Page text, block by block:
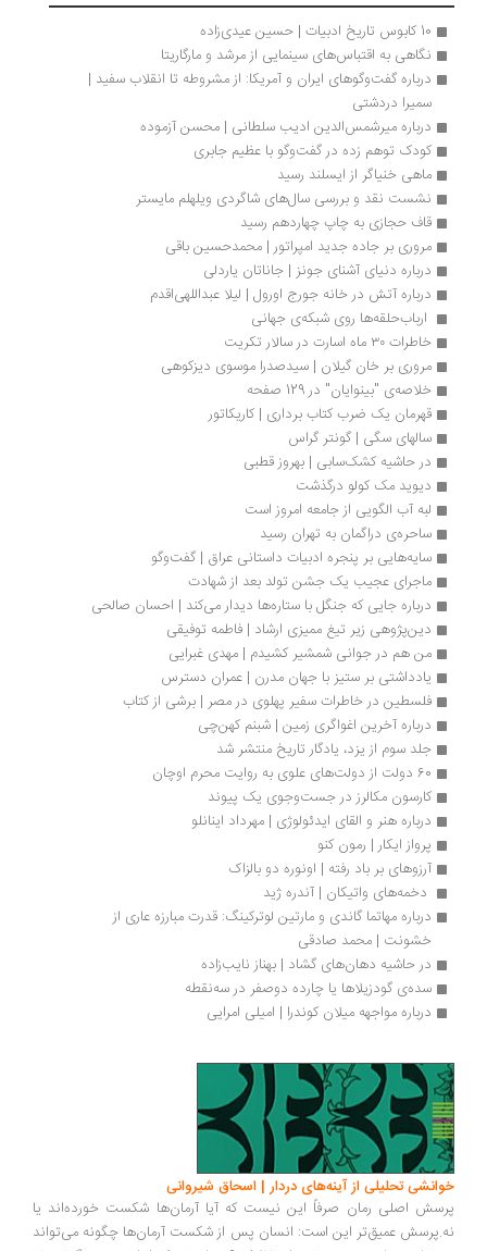
نگاهی به اقتباس‌های سینمایی از مرشد و مارگاریتا
درباره گفت‌وگوهای ایران و آمریکا: از مشروطه تا انقلاب سفید |
سمیرا دردشتی
درباره میرشمس‌الدین ادیب ‌سلطانی | محسن آزموده
کودک توهم زده در گفت‌وگو با عظیم جابری
ماهی خنیاگر از ایسلند رسید
نشست نقد و بررسی سال‌های شاگردی ویلهلم مایستر
قاف حجازی به چاپ چهاردهم رسید
مروری بر جاده جدید امپراتور | محمدحسین باقی
درباره دنیای آشنای جونز | جاناتان یاردلی
درباره آتش در خانه جورج اورول | لیلا عبداللهی‌اقدم
ارباب‌حلقه‌ها روی شبکه‌ی جهانی
خاطرات ۳۰ ماه اسارت در سالار تکریت
مروری بر خان گیلان | سیدصدرا موسوی دیزکوهی
خلاصه‌ی "بینوایان" در 129 صفحه
قهرمان یک ضرب کتاب برداری | کاریکاتور
سالهای سگی | گونتر گراس
در حاشیه کشک‌سابی | بهروز قطبی
دیوید مک کولو درگذشت
لبه آب الگویی از جامعه امروز است
ساحره‌ی دراگمان به تهران رسید
سایه‌هایی بر پنجره ادبیات داستانی عراق | گفت‌وگو
ماجرای عجیب یک جشن تولد بعد از شهادت
درباره جایی که جنگل با ستاره‌ها دیدار می‌کند | احسان صالحی
دین‌پژوهی زیر تیغ ممیزی ارشاد | فاطمه توفیقی
من هم در جوانی شمشیر کشیدم | مهدی غبرایی
یادداشتی بر ستیز با جهان مدرن | عمران دسترس
فلسطین در خاطرات سفیر پهلوی در مصر | برشی از کتاب
درباره آخرین اغواگری زمین | شبنم کهن‌چی
جلد سوم از یزد، یادگار تاریخ منتشر شد
کارسون مکالرز در جست‌وجوی یک پیوند
درباره هنر و القای ایدئولوژی | مهرداد اینانلو
پرواز ایکار | رمون کنو
آرزوهای بر باد رفته | اونوره دو بالزاک
دخمه‌­های واتیکان | آندره ژید
درباره مهاتما گاندی و مارتین لوترکینگ: قدرت مبارزه عاری از
خشونت | محمد صادقی
در حاشیه دهان‌های گشاد | بهناز نایب‌زاده
سده‌ی گودزیلاها یا چارده دوصفر در سه‌نقطه
درباره مواجهه میلان کوندرا | امیلی امرایی
تحلیلی از آینه‌های دردار | اسحاق شیروانی
اصلی رمان صرفاً این نیست که آیا آرمان‌ها شکست خورده‌اند یا
عمیق‌تر این است: انسان پس از شکست آرمان‌ها چگونه می‌تواند